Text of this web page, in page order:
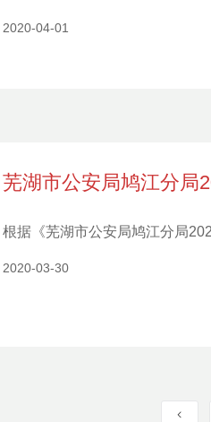
2020-04-01
芜湖市公安局鸠江分局
根据《芜湖市公安局鸠江分局
2020-03-30